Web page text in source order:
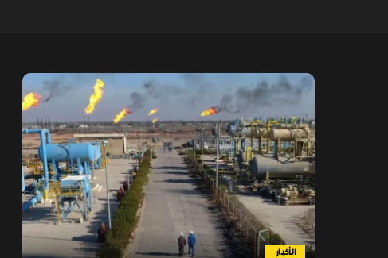
الأخبار